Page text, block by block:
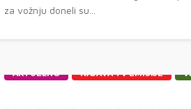
za vožnju doneli su...
AKTUELNO NAJAVA TV EMISIJE